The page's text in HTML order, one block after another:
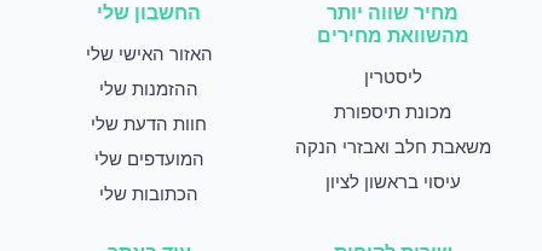
מחיר שווה יותר
מהשוואת מחירים
ליסטרין
מכונת תיספורת
משאבת חלב ואבזרי הנקה
עיסוי בראשון לציון
החשבון שלי
האזור האישי שלי
ההזמנות שלי
חוות הדעת שלי
המועדפים שלי
הכתובות שלי